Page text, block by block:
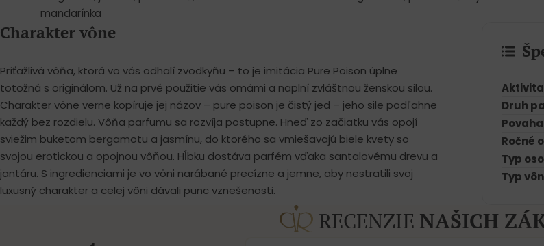
mandarínka
Charakter vône
Príťažlivá vôňa, ktorá vo vás odhalí zvodkyňu – to je imitácia Pure Poison úplne
totožná s originálom. Už na prvé použitie vás omámi a naplní zvláštnou ženskou silou.
Charakter vône verne kopíruje jej názov – pure poison je čistý jed – jeho sile podľahne
každý bez rozdielu. Vôňa parfumu sa rozvíja postupne. Hneď zo začiatku vás opojí
sviežim buketom bergamotu a jasmínu, do ktorého sa vmiešavajú biele kvety so
svojou erotickou a opojnou vôňou. Hĺbku dostáva parfém vďaka santalovému drevu a
jantáru. S ingredienciami je vo vôni narábané precízne a jemne, aby nestratili svoj
luxusný charakter a celej vôni dávali punc vznešenosti.
Aktivita
Druh
Ročné
Typ
Typ
RECENZIE NAŠICH